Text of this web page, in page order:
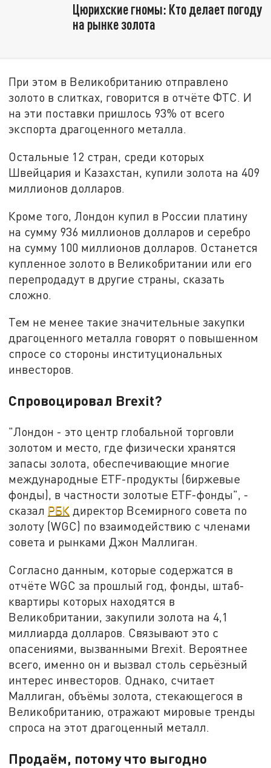
Цюрихские гномы: Кто делает погоду
на рынке золота
При этом в Великобританию отправлено
золото в слитках, говорится в отчёте ФТС. И
на эти поставки пришлось 93% от всего
экспорта драгоценного металла.
Остальные 12 стран, среди которых
Швейцария и Казахстан, купили золота на 409
миллионов долларов.
Кроме того, Лондон купил в России платину
на сумму 936 миллионов долларов и серебро
на сумму 100 миллионов долларов. Останется
купленное золото в Великобритании или его
перепродадут в другие страны, сказать
сложно.
Тем не менее такие значительные закупки
драгоценного металла говорят о повышенном
спросе со стороны институциональных
инвесторов.
Спровоцировал Brexit?
"Лондон - это центр глобальной торговли
золотом и место, где физически хранятся
запасы золота, обеспечивающие многие
международные ETF-продукты (биржевые
фонды), в частности золотые ETF-фонды", -
сказал РБК директор Всемирного совета по
золоту (WGC) по взаимодействию с членами
совета и рынками Джон Маллиган.
Согласно данным, которые содержатся в
отчёте WGC за прошлый год, фонды, штаб-
квартиры которых находятся в
Великобритании, закупили золота на 4,1
миллиарда долларов. Связывают это с
опасениями, вызванными Brexit. Вероятнее
всего, именно он и вызвал столь серьёзный
интерес инвесторов. Однако, считает
Маллиган, объёмы золота, стекающегося в
Великобританию, отражают мировые тренды
спроса на этот драгоценный металл.
Продаём, потому что выгодно